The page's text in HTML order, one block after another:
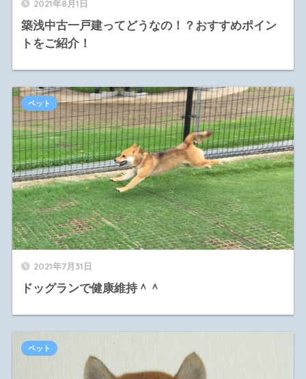
2021年8月1日
築浅中古一戸建ってどうなの！？おすすめポイン
トをご紹介！
2021年7月31日
ドッグランで健康維持＾＾
ペット
ペット